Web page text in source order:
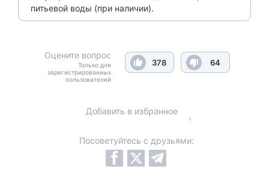
питьевой воды (при наличии).
Оцените вопрос
Только для
зарегистрированных
пользователей
378 64
Добавить в избранное
Посоветуйтесь с друзьями: